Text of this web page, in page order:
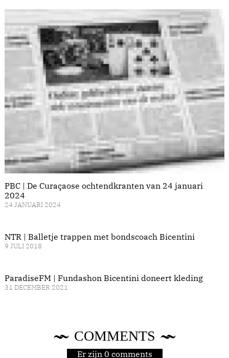
PBC | De Curaçaose ochtendkranten van 24 januari
2024
24 JANUARI 2024
NTR | Balletje trappen met bondscoach Bicentini
9 JULI 2018
ParadiseFM | Fundashon Bicentini doneert kleding
31 DECEMBER 2021
COMMENTS
Er zijn 0 comments